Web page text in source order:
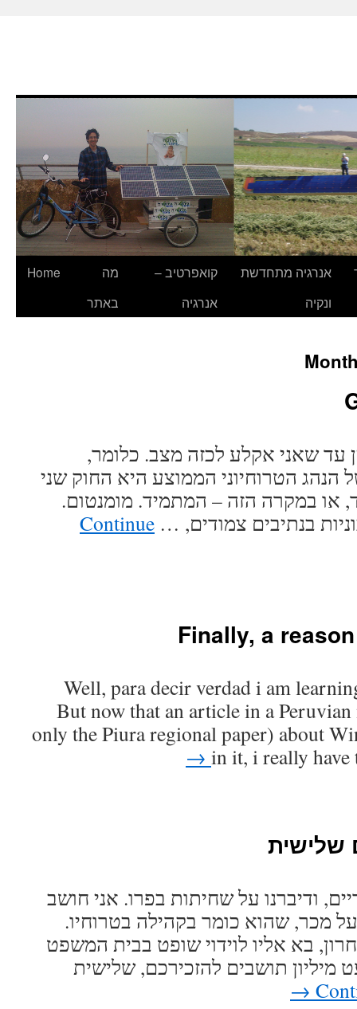
Home
מה
באתר
קואפרטיב –
אנרגיה
אנרגיה מתחדשת
ונקיה
עד שאני אקלע לכזה מצב. כלומר,
הנהג הטרוחיוני הממוצע היא החוק שני
או במקרה הזה – המתמיד. מומנטום.
בנתיבים צמודים, … Continue
Finally, a
Well, para decir verdad i am
But now that an article in a Peruvian
only the Piura regional paper) about
in it, i really
→
שלישית
ודיברנו על שחיתות בפרו. אני חושב
מכר, שהוא כומר בקהילה בטרוחיו.
בא אליו לוידוי שופט בבית המשפט
מיליון תושבים להזכירכם, שלישית
→